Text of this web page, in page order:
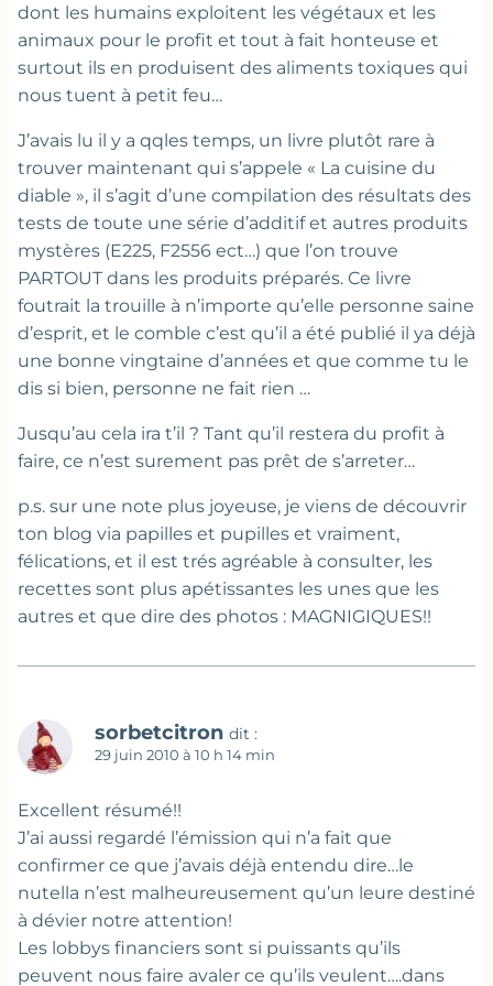
dont les humains exploitent les végétaux et les
animaux pour le profit et tout à fait honteuse et
surtout ils en produisent des aliments toxiques qui
nous tuent à petit feu…
J’avais lu il y a qqles temps, un livre plutôt rare à
trouver maintenant qui s’appele « La cuisine du
diable », il s’agit d’une compilation des résultats des
tests de toute une série d’additif et autres produits
mystères (E225, F2556 ect…) que l’on trouve
PARTOUT dans les produits préparés. Ce livre
foutrait la trouille à n’importe qu’elle personne saine
d’esprit, et le comble c’est qu’il a été publié il ya déjà
une bonne vingtaine d’années et que comme tu le
dis si bien, personne ne fait rien …
Jusqu’au cela ira t’il ? Tant qu’il restera du profit à
faire, ce n’est surement pas prêt de s’arreter…
p.s. sur une note plus joyeuse, je viens de découvrir
ton blog via papilles et pupilles et vraiment,
félications, et il est trés agréable à consulter, les
recettes sont plus apétissantes les unes que les
autres et que dire des photos : MAGNIGIQUES!!
sorbetcitron dit :
29 juin 2010 à 10 h 14 min
Excellent résumé!!
J’ai aussi regardé l’émission qui n’a fait que
confirmer ce que j’avais déjà entendu dire…le
nutella n’est malheureusement qu’un leure destiné
à dévier notre attention!
Les lobbys financiers sont si puissants qu’ils
peuvent nous faire avaler ce qu’ils veulent….dans